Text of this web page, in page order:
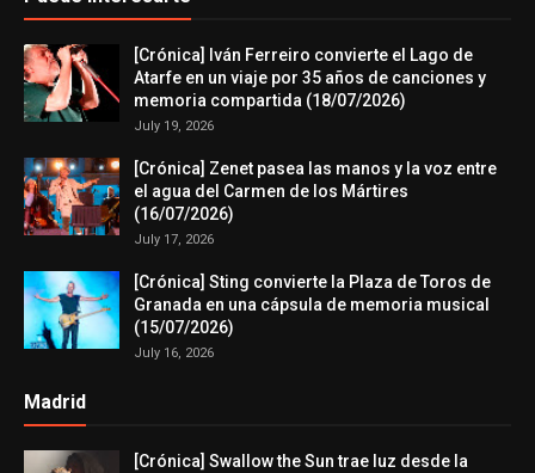
[Crónica] Iván Ferreiro convierte el Lago de
Atarfe en un viaje por 35 años de canciones y
memoria compartida (18/07/2026)
July 19, 2026
[Crónica] Zenet pasea las manos y la voz entre
el agua del Carmen de los Mártires
(16/07/2026)
July 17, 2026
[Crónica] Sting convierte la Plaza de Toros de
Granada en una cápsula de memoria musical
(15/07/2026)
July 16, 2026
Madrid
[Crónica] Swallow the Sun trae luz desde la